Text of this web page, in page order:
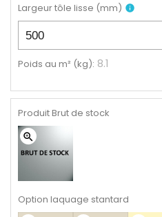
Largeur tôle lisse (mm) info
Poids au m² (kg): 8.1
Produit Brut de stock
zoom_in
Option laquage stantard